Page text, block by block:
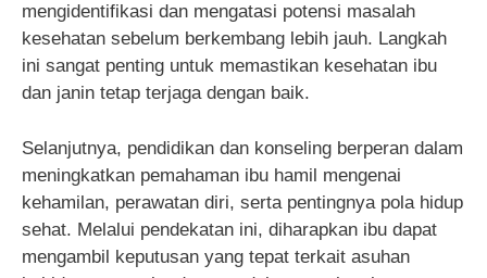
mengidentifikasi dan mengatasi potensi masalah
kesehatan sebelum berkembang lebih jauh. Langkah
ini sangat penting untuk memastikan kesehatan ibu
dan janin tetap terjaga dengan baik.
Selanjutnya, pendidikan dan konseling berperan dalam
meningkatkan pemahaman ibu hamil mengenai
kehamilan, perawatan diri, serta pentingnya pola hidup
sehat. Melalui pendekatan ini, diharapkan ibu dapat
mengambil keputusan yang tepat terkait asuhan